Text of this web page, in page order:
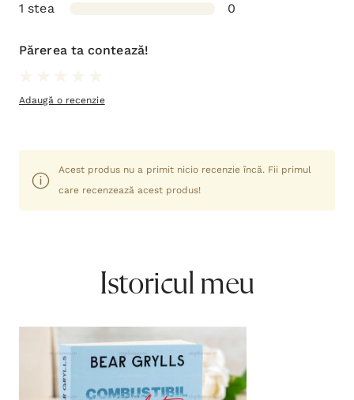
1 stea
0
Părerea ta contează!
Adaugă o recenzie
Acest produs nu a primit nicio recenzie încă. Fii primul
care recenzează acest produs!
Istoricul meu